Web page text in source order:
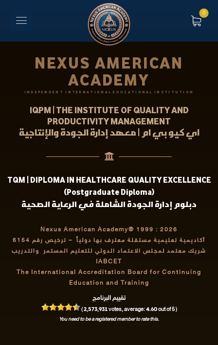
NEXUS AMERICAN
ACADEMY
INDEPENDENT INTERNATIONAL EDUCATIONAL INSTITUTION
IQPM | THE INSTITUTE OF QUALITY AND
PRODUCTIVITY MANAGEMENT
اي كيو بي ام | معهد إدارة الجودة والإنتاجية
TQM | DIPLOMA IN HEALTHCARE QUALITY EXCELLENCE
(Postgraduate Diploma)
دبلوم إدارة الجودة الشاملة في الرعاية الصحية
Nexus American Academy® 1999 : 2026
أكاديمية تعليمية مستقلة معترف بها دولياً
– ترخيص رقم 6154
شريك معتمد لمجلس الاعتماد الدولي للتعليم المستمر والتدريب
IABCET
The International Accreditation Board for Continuing
Education and Training
تقييم البرنامج
(2,573,931votes, average:4.60out of 5 )
You need to be a registered member to rate this.